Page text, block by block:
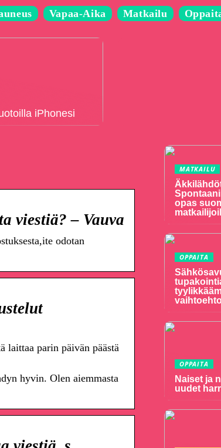
Vapaa-Aika Matkailu
iPhonesi
viestiä? – Vauva
odotan
laittaa parin päivän päästä
hyvin. Olen aiemmasta
MATKAILU
opas
OPPAITA
OPPAITA
Naiset ja
uudet